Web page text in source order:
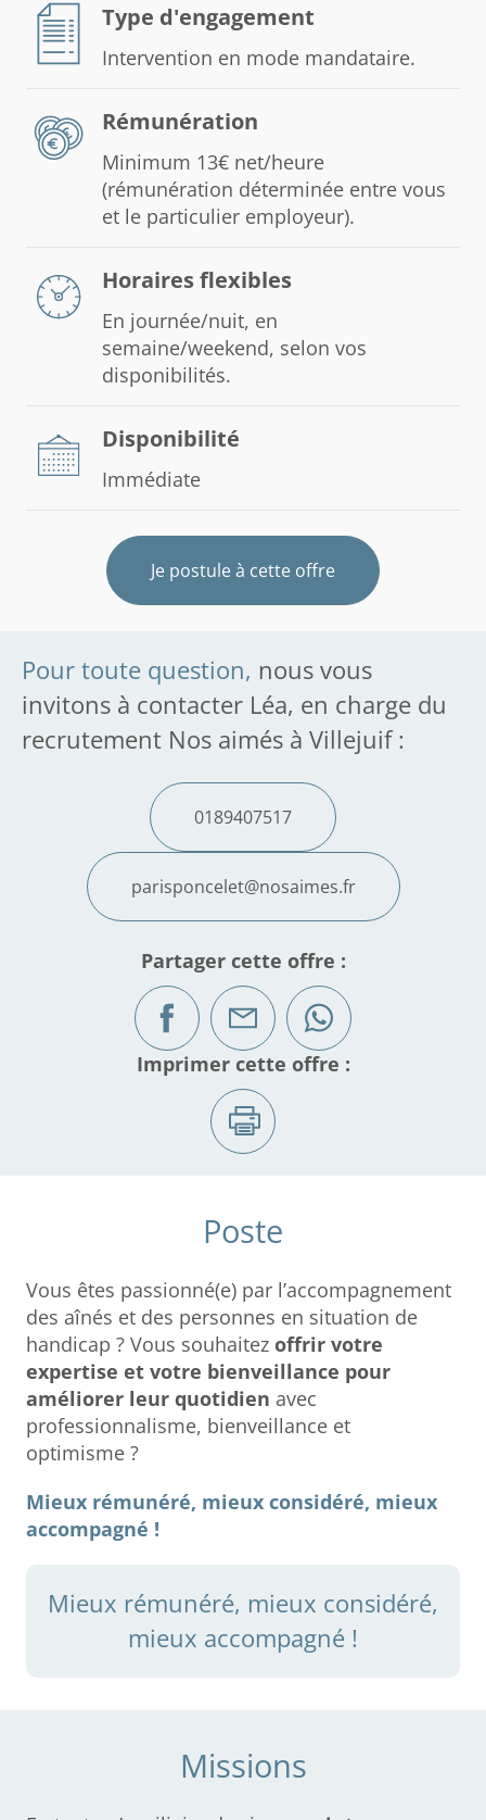
Type d'engagement
Intervention en mode mandataire.
Rémunération
Minimum 13€ net/heure
(rémunération déterminée entre vous
et le particulier employeur).
Horaires flexibles
En journée/nuit, en
semaine/weekend, selon vos
disponibilités.
Disponibilité
Immédiate
Je postule à cette offre
Pour toute question, nous vous
invitons à contacter Léa, en charge du
recrutement Nos aimés à Villejuif :
0189407517
parisponcelet@nosaimes.fr
Partager cette offre :
Imprimer cette offre :
Poste
Vous êtes passionné(e) par l’accompagnement
des aînés et des personnes en situation de
handicap ? Vous souhaitez offrir votre
expertise et votre bienveillance pour
améliorer leur quotidien avec
professionnalisme, bienveillance et
optimisme ?
Mieux rémunéré, mieux considéré, mieux
accompagné !
Mieux rémunéré, mieux considéré,
mieux accompagné !
Missions